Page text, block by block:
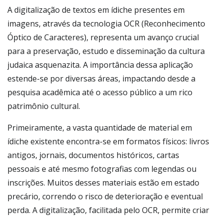
A digitalização de textos em ídiche presentes em
imagens, através da tecnologia OCR (Reconhecimento
Óptico de Caracteres), representa um avanço crucial
para a preservação, estudo e disseminação da cultura
judaica asquenazita. A importância dessa aplicação
estende-se por diversas áreas, impactando desde a
pesquisa acadêmica até o acesso público a um rico
patrimônio cultural.
Primeiramente, a vasta quantidade de material em
ídiche existente encontra-se em formatos físicos: livros
antigos, jornais, documentos históricos, cartas
pessoais e até mesmo fotografias com legendas ou
inscrições. Muitos desses materiais estão em estado
precário, correndo o risco de deterioração e eventual
perda. A digitalização, facilitada pelo OCR, permite criar